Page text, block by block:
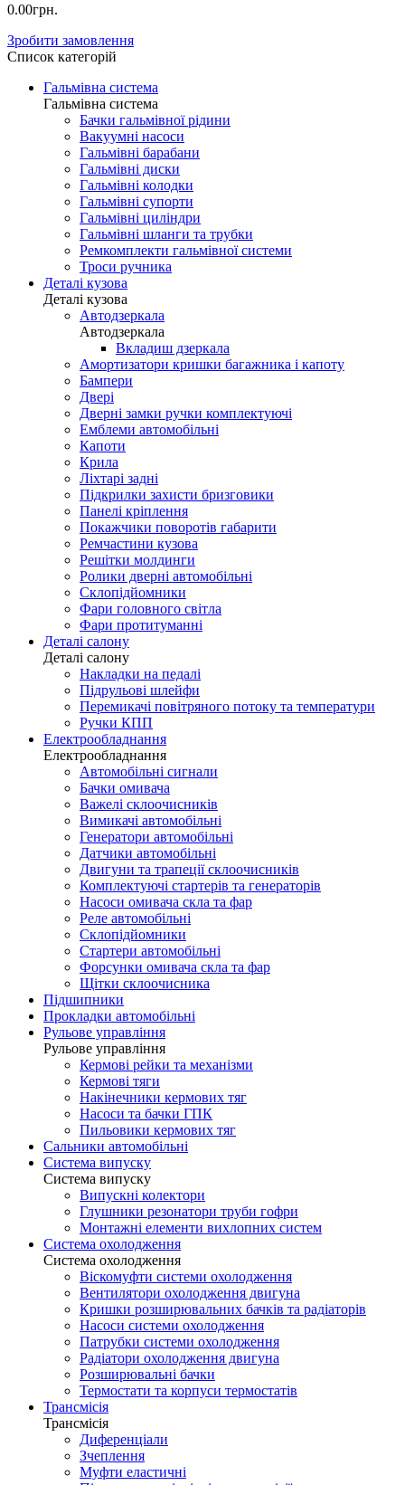
0.00грн.
Зробити замовлення
Список категорій
Гальмівна система
Гальмівна система
Бачки гальмівної рідини
Вакуумні насоси
Гальмівні барабани
Гальмівні диски
Гальмівні колодки
Гальмівні супорти
Гальмівні циліндри
Гальмівні шланги та трубки
Ремкомплекти гальмівної системи
Троси ручника
Деталі кузова
Деталі кузова
Автодзеркала
Автодзеркала
Вкладиш дзеркала
Амортизатори кришки багажника і капоту
Бампери
Двері
Дверні замки ручки комплектуючі
Емблеми автомобільні
Капоти
Крила
Ліхтарі задні
Підкрилки захисти бризговики
Панелі кріплення
Покажчики поворотів габарити
Ремчастини кузова
Решітки молдинги
Ролики дверні автомобільні
Склопідйомники
Фари головного світла
Фари протитуманні
Деталі салону
Деталі салону
Накладки на педалі
Підрульові шлейфи
Перемикачі повітряного потоку та температури
Ручки КПП
Електрообладнання
Електрообладнання
Автомобільні сигнали
Бачки омивача
Важелі склоочисників
Вимикачі автомобільні
Генератори автомобільні
Датчики автомобільні
Двигуни та трапеції склоочисників
Комплектуючі стартерів та генераторів
Насоси омивача скла та фар
Реле автомобільні
Склопідйомники
Стартери автомобільні
Форсунки омивача скла та фар
Щітки склоочисника
Підшипники
Прокладки автомобільні
Рульове управління
Рульове управління
Кермові рейки та механізми
Кермові тяги
Накінечники кермових тяг
Насоси та бачки ГПК
Пильовики кермових тяг
Сальники автомобільні
Система випуску
Система випуску
Випускні колектори
Глушники резонатори труби гофри
Монтажні елементи вихлопних систем
Система охолодження
Система охолодження
Віскомуфти системи охолодження
Вентилятори охолодження двигуна
Кришки розширювальних бачків та радіаторів
Насоси системи охолодження
Патрубки системи охолодження
Радіатори охолодження двигуна
Розширювальні бачки
Термостати та корпуси термостатів
Трансмісія
Трансмісія
Диференціали
Зчеплення
Муфти еластичні